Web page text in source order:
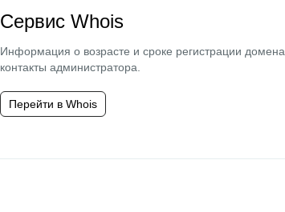
Сервис Whois
Информация о возрасте и сроке регистрации домена,
контакты администратора.
Перейти в Whois